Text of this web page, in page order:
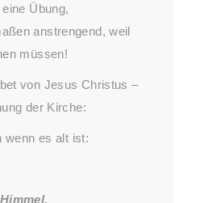
Übung,
anstrengend, weil
müssen!
von Jesus Christus –
der Kirche:
wenn es alt ist: